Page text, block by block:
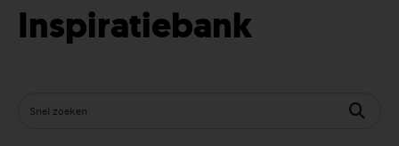
Inspiratiebank